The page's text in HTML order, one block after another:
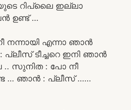
റിപ്ലൈ ഇല്ലാ
ഉണ്ട് …
നന്നായി എന്നാ ഞാൻ
ടീച്ചറെ ഇനി ഞാൻ
.. സുനിത : പോ നീ
… ഞാൻ : പ്ലീസ് ……